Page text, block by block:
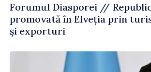
Forumul Diasporei //
promovată în Elveția prin
și exporturi